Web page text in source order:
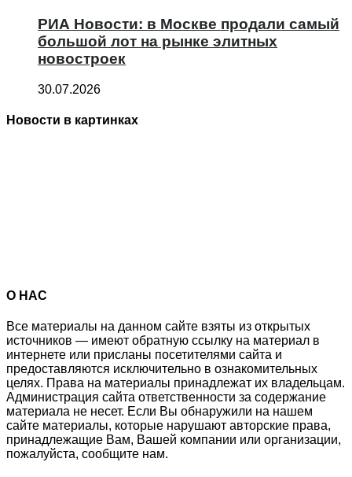
РИА Новости: в Москве продали самый
большой лот на рынке элитных
новостроек
30.07.2026
Новости в картинках
О НАС
Все материалы на данном сайте взяты из открытых
источников — имеют обратную ссылку на материал в
интернете или присланы посетителями сайта и
предоставляются исключительно в ознакомительных
целях. Права на материалы принадлежат их владельцам.
Администрация сайта ответственности за содержание
материала не несет. Если Вы обнаружили на нашем
сайте материалы, которые нарушают авторские права,
принадлежащие Вам, Вашей компании или организации,
пожалуйста, сообщите нам.